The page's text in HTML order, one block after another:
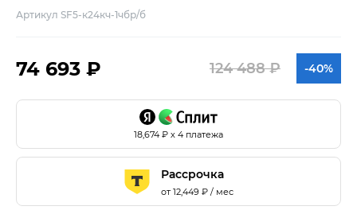
Артикул SF5-к24кч-1чбр/б
74 693 ₽ 124 488 ₽ -40%
18,674 ₽ х 4 платежа
Рассрочка
от12,449 ₽ / мес